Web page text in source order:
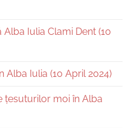
Iulia Clami Dent (10
Alba Iulia (10 April 2024)
țesuturilor moi în Alba